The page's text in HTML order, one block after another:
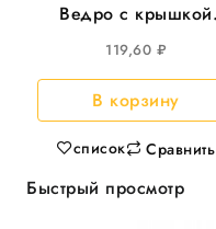
Ведро с крышкой
11,3л круглое
прозрачное, d=290,
25шт/уп
119,60 ₽
В корзину
список Сравнить
Быстрый просмотр